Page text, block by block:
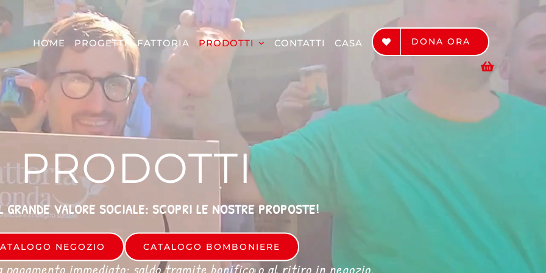
HOME PROGETTI FATTORIA PRODOTTI CONTATTI CASA DONA ORA
PRODOTTI
GRANDE VALORE SOCIALE: SCOPRI LE NOSTRE PROPOSTE!
NEGOZIO CATALOGO BOMBONIERE
pagamento immediato: saldo tramite bonifico o al ritiro in negozio.